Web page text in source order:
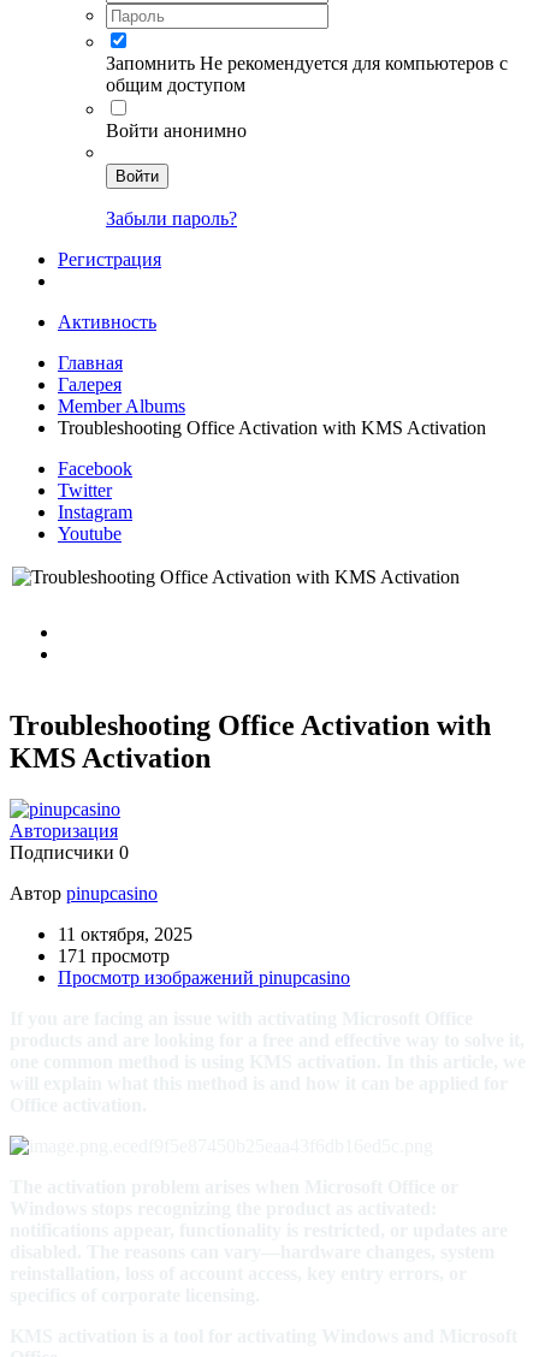
Запомнить Не рекомендуется для компьютеров с
общим доступом
Войти анонимно
Войти
Забыли пароль?
Регистрация
Активность
Главная
Галерея
Member Albums
Troubleshooting Office Activation with KMS Activation
Facebook
Twitter
Instagram
Youtube
Troubleshooting Office Activation with
KMS Activation
Авторизация
Подписчики 0
Автор pinupcasino
11 октября, 2025
171 просмотр
Просмотр изображений pinupcasino